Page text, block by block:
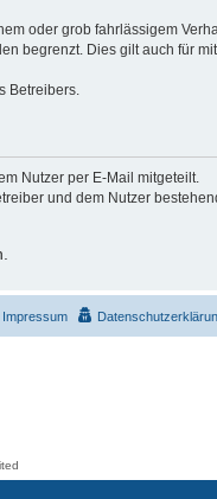
oder grob fahrlässigem
begrenzt. Dies gilt auch für
Betreibers.
Nutzer per E-Mail mitgeteilt.
und dem Nutzer
Impressum